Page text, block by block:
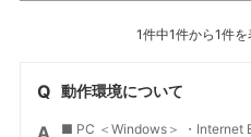
1件中1件から1件を
動作環境について
■ PC ＜Windows＞ ・Internet